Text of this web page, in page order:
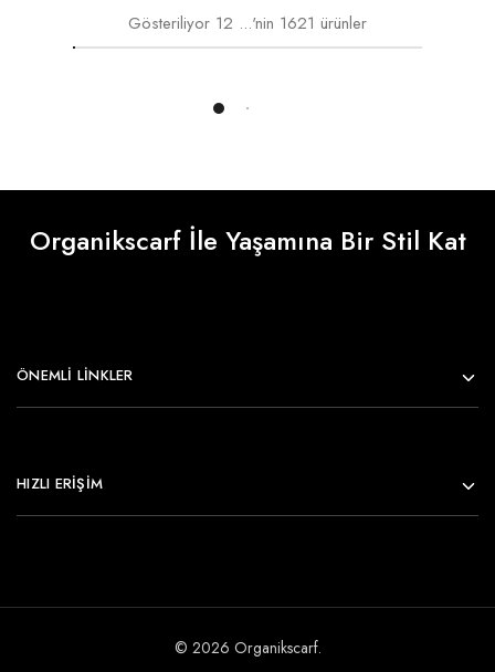
Gösteriliyor 12 ...'nin 1621 ürünler
Daha Fazlasını Yükle
Organikscarf İle Yaşamına Bir Stil Kat
ÖNEMLI LINKLER
HIZLI ERİŞİM
© 2026 Organikscarf.